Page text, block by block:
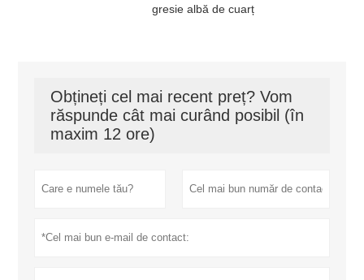
gresie albă de cuarț
Obțineți cel mai recent preț? Vom
răspunde cât mai curând posibil (în
maxim 12 ore)